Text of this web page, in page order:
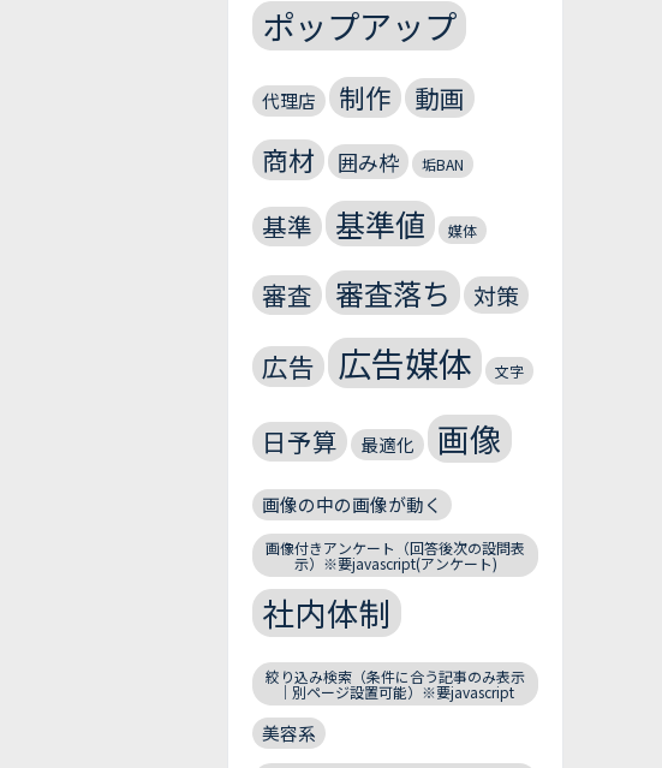
ポップアップ
代理店 制作 動画
商材 囲み枠 垢BAN
基準 基準値 媒体
審査 審査落ち 対策
広告 広告媒体 文字
日予算 最適化 画像
画像の中の画像が動く
画像付きアンケート（回答後次の設問表
示）※要javascript(アンケート)
社内体制
絞り込み検索（条件に合う記事のみ表示
｜別ページ設置可能）※要javascript
美容系